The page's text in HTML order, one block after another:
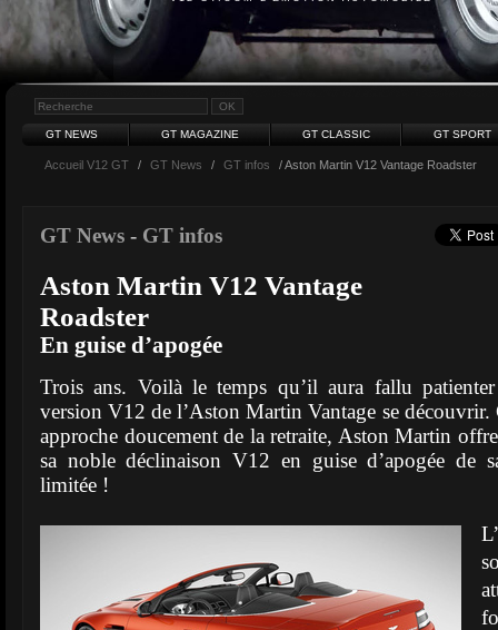
GT NEWS GT MAGAZINE GT CLASSIC GT SPORT
Accueil V12 GT / GT News / GT infos / Aston Martin V12 Vantage Roadster
GT News - GT infos
Aston Martin V12 Vantage
Roadster
En guise d’apogée
Trois ans. Voilà le temps qu’il aura fallu
version V12 de l’Aston Martin Vantage se découvrir.
approche doucement de la retraite, Aston Martin
sa noble déclinaison V12 en guise d’apogée de
limitée !